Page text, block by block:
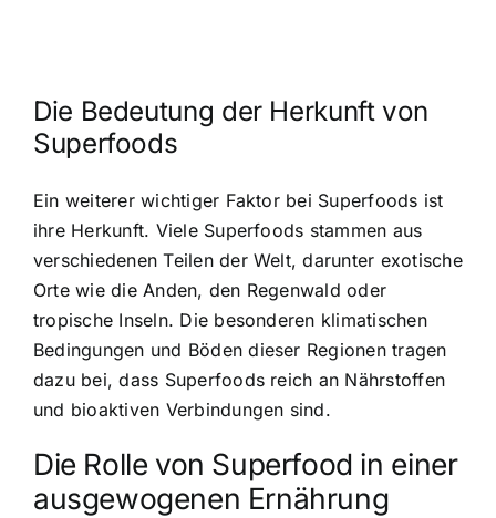
Die Bedeutung der Herkunft von
Superfoods
Ein weiterer wichtiger Faktor bei Superfoods ist
ihre Herkunft. Viele Superfoods stammen aus
verschiedenen Teilen der Welt, darunter exotische
Orte wie die Anden, den Regenwald oder
tropische Inseln. Die besonderen klimatischen
Bedingungen und Böden dieser Regionen tragen
dazu bei, dass Superfoods reich an Nährstoffen
und bioaktiven Verbindungen sind.
Die Rolle von Superfood in einer
ausgewogenen Ernährung